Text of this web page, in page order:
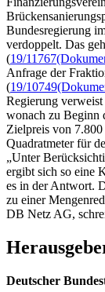
Bundesregierung
verdoppelt. Das
(19/11767
Anfrage der
(19/10749
Regierung
wonach zu Beginn
Zielpreis von
Quadratmeter für
„Unter
ergibt sich so eine
es in der Antwort.
zu einer
DB Netz AG,
Deutscher